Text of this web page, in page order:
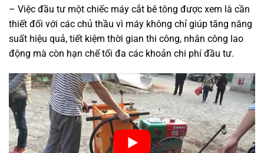
– Việc đầu tư một chiếc máy cắt bê tông được xem là cần
thiết đối với các chủ thầu vì máy không chỉ giúp tăng năng
suất hiệu quả, tiết kiệm thời gian thi công, nhân công lao
động mà còn hạn chế tối đa các khoản chi phí đầu tư.